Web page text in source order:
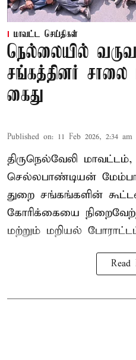
மாவட்ட செய்திகள்
நெல்லையில்
சங்கத்தினர் சாலை
கைது
Published on: 11 Feb 2026, 2:34 am
திருநெல்வேலி
செல்லபாண்டியன்
துறை சங்கங்களின்
கோரிக்கையை
மற்றும் மறியல்
Read